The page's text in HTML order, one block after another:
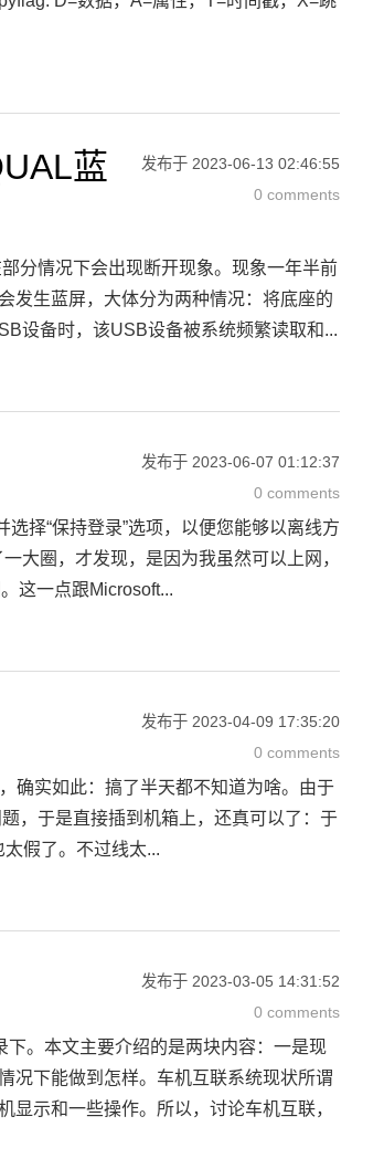
发布于 2023-06-13 02:46:55
0 comments
蓝
分情况下会出现断开现象。现象一年半前
发生蓝屏，大体分为两种情况：将底座的
设备时，该USB设备被系统频繁读取和...
发布于 2023-06-07 01:12:37
0 comments
择“保持登录”选项，以便您能够以离线方
大圈，才发现，是因为我虽然可以上网，
这一点跟Microsoft...
发布于 2023-04-09 17:35:20
0 comments
确实如此：搞了半天都不知道为啥。由于
，于是直接插到机箱上，还真可以了：于
假了。不过线太...
发布于 2023-03-05 14:31:52
0 comments
。本文主要介绍的是两块内容：一是现
况下能做到怎样。车机互联系统现状所谓
示和一些操作。所以，讨论车机互联，